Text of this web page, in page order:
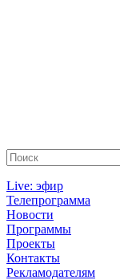
Live: эфир
Телепрограмма
Новости
Программы
Проекты
Контакты
Рекламодателям